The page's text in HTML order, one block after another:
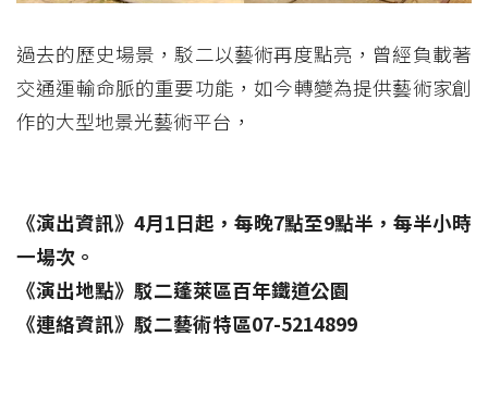
過去的歷史場景，駁二以藝術再度點亮，曾經負載著
交通運輸命脈的重要功能，如今轉變為提供藝術家創
作的大型地景光藝術平台，
《演出資訊》4月1日起，每晚7點至9點半，每半小時
一場次。
《演出地點》駁二蓬萊區百年鐵道公園
《連絡資訊》駁二藝術特區07-5214899